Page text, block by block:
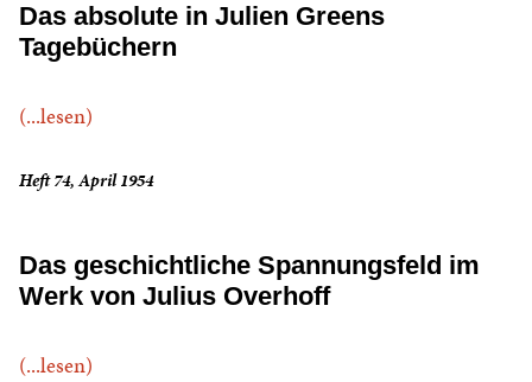
Das absolute in Julien Greens
Tagebüchern
(...lesen)
Heft 74, April 1954
Das geschichtliche Spannungsfeld im
Werk von Julius Overhoff
(...lesen)